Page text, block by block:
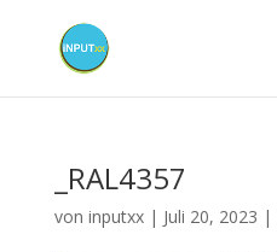
_RAL4357
von inputxx| Juli 20, 2023 |